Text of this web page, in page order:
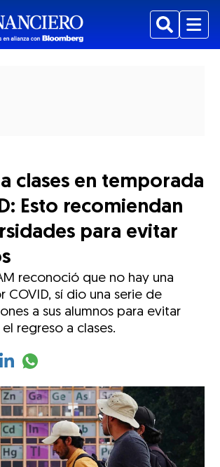
BuscarMenu
clases en temporada
Esto recomiendan
para evitar
reconoció que no hay una
COVID, sí dio una serie de
a sus alumnos para evitar
regreso a clases.
actual mediante Email
artículo actual mediante Facebook
el artículo actual mediante Twitter
Compartir el artículo actual mediante LinkedIn
Compartir el artículo actual mediante